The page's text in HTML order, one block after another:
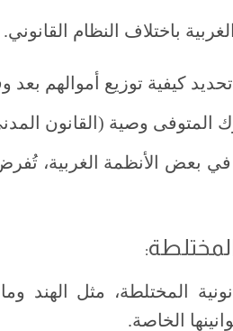
باختلاف النظام
كيفية توزيع أموالهم بعد
المتوفى وصية (القانون
بعض الأنظمة الغربية،
المختلطة، مثل الهند
الخاصة.